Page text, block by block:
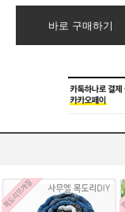
바로 구매하기